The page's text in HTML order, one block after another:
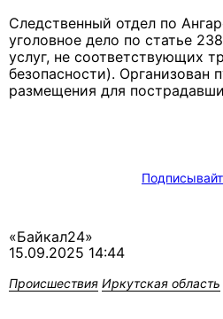
Следственный отдел по
уголовное дело по статье
услуг, не соответствующих
безопасности). Организован
размещения для
«Байкал24»
15.09.2025 14:44
Происшествия Иркутская область